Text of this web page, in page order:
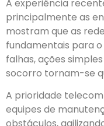
A experiência
principalmente as
mostram que as
fundamentais para
falhas, ações
socorro tornam-se
A prioridade
equipes de